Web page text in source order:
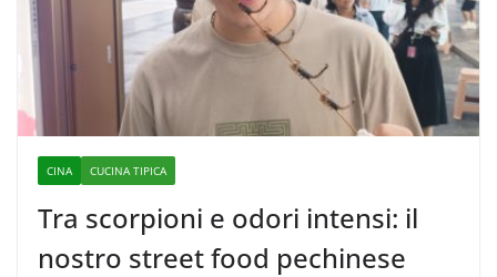
CINA CUCINA TIPICA
Tra scorpioni e odori intensi: il
nostro street food pechinese